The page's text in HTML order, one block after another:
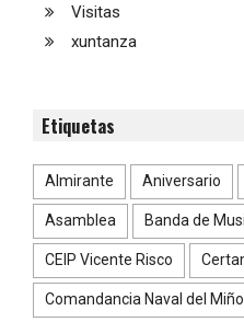
Visitas
xuntanza
Etiquetas
Almirante Aniversario
Asamblea Banda de
CEIP Vicente Risco
Comandancia Naval del Miño